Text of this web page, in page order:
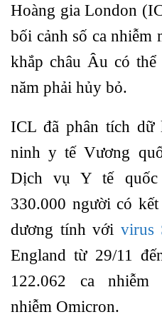
Hoàng gia London
bối cảnh số ca nhiễm
khắp châu Âu có
năm phải hủy bỏ.
ICL đã phân tích dữ
ninh y tế Vương
Dịch vụ Y tế
330.000 người có
dương tính với virus
England từ 29/11
122.062 ca
nhiễm Omicron.